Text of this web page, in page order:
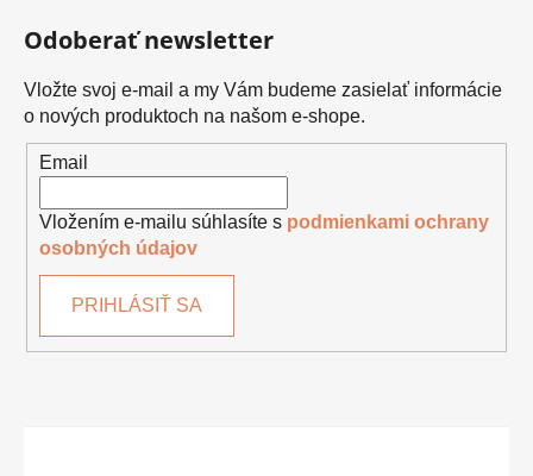
Odoberať newsletter
Vložte svoj e-mail a my Vám budeme zasielať informácie
o nových produktoch na našom e-shope.
Email
Vložením e-mailu súhlasíte s podmienkami ochrany
osobných údajov
PRIHLÁSIŤ SA